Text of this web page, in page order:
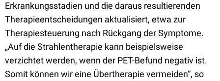
Erkrankungsstadien und die daraus resultierenden
Therapieentscheidungen aktualisiert, etwa zur
Therapiesteuerung nach Rückgang der Symptome.
„Auf die Strahlentherapie kann beispielsweise
verzichtet werden, wenn der PET-Befund negativ ist.
Somit können wir eine Übertherapie vermeiden“, so